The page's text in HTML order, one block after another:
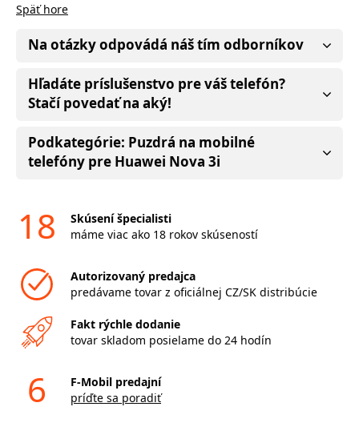
Späť hore
Na otázky odpovádá náš tím odborníkov
Hľadáte príslušenstvo pre váš telefón?
Stačí povedať na aký!
Podkategórie: Puzdrá na mobilné
telefóny pre Huawei Nova 3i
18
Skúsení špecialisti
máme viac ako 18 rokov skúseností
Autorizovaný predajca
predávame tovar z oficiálnej CZ/SK distribúcie
Fakt rýchle dodanie
tovar skladom posielame do 24 hodín
6
F-Mobil predajní
príďte sa poradiť